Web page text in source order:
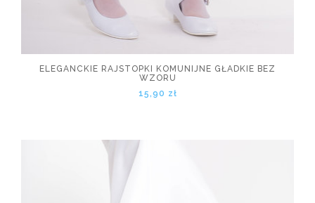
ELEGANCKIE RAJSTOPKI KOMUNIJNE GŁADKIE BEZ
WZORU
15,90 zł